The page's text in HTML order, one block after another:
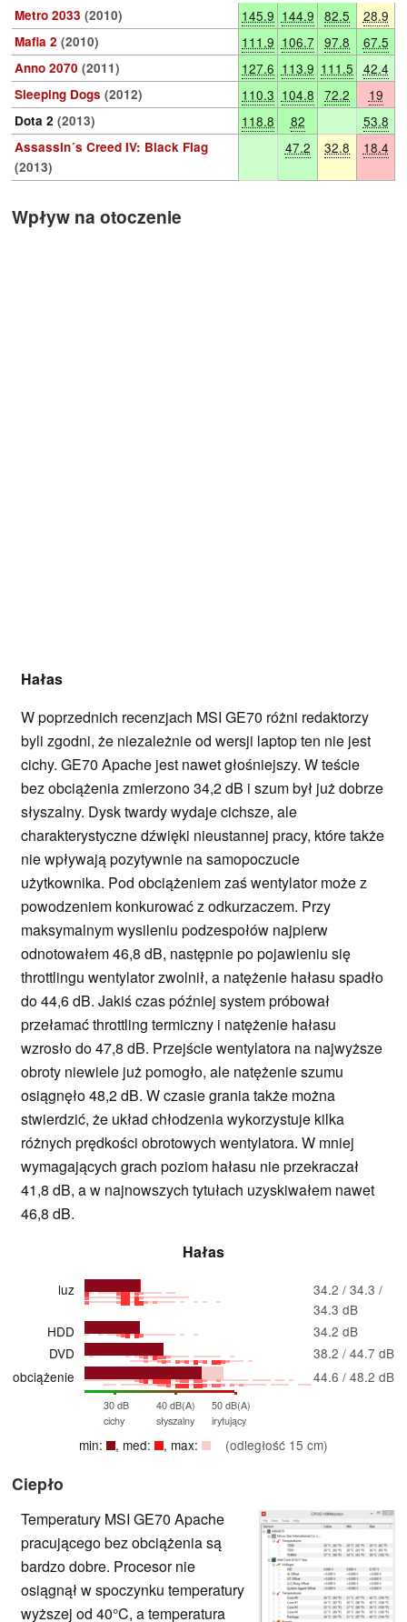
Metro 2033 (2010) 145.9 144.9 82.5 28.9
Mafia 2 (2010) 111.9 106.7 97.8 67.5
Anno 2070 (2011) 127.6 113.9 111.5 42.4
Sleeping Dogs (2012) 110.3 104.8 72.2 19
Dota 2 (2013) 118.8 82 53.8
Assassin´s Creed IV: Black Flag
(2013)
47.2 32.8 18.4
Wpływ na otoczenie
Hałas
W poprzednich recenzjach MSI GE70 różni redaktorzy
byli zgodni, że niezależnie od wersji laptop ten nie jest
cichy. GE70 Apache jest nawet głośniejszy. W teście
bez obciążenia zmierzono 34,2 dB i szum był już dobrze
słyszalny. Dysk twardy wydaje cichsze, ale
charakterystyczne dźwięki nieustannej pracy, które także
nie wpływają pozytywnie na samopoczucie
użytkownika. Pod obciążeniem zaś wentylator może z
powodzeniem konkurować z odkurzaczem. Przy
maksymalnym wysileniu podzespołów najpierw
odnotowałem 46,8 dB, następnie po pojawieniu się
throttlingu wentylator zwolnił, a natężenie hałasu spadło
do 44,6 dB. Jakiś czas później system próbował
przełamać throttling termiczny i natężenie hałasu
wzrosło do 47,8 dB. Przejście wentylatora na najwyższe
obroty niewiele już pomogło, ale natężenie szumu
osiągnęło 48,2 dB. W czasie grania także można
stwierdzić, że układ chłodzenia wykorzystuje kilka
różnych prędkości obrotowych wentylatora. W mniej
wymagających grach poziom hałasu nie przekraczał
41,8 dB, a w najnowszych tytułach uzyskiwałem nawet
46,8 dB.
Hałas
luz
34.2 / 34.3 /
34.3 dB
HDD
34.2 dB
DVD
38.2 / 44.7 dB
obciążenie
44.6 / 48.2 dB
30 dB
cichy
40 dB(A)
słyszalny
50 dB(A)
irytujący
min: , med: , max: (odległość 15 cm)
Ciepło
Temperatury MSI GE70 Apache
pracującego bez obciążenia są
bardzo dobre. Procesor nie
osiągnął w spoczynku temperatury
wyższej od 40°C, a temperatura